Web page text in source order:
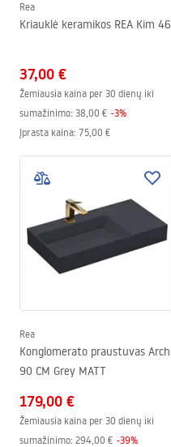
Rea
Kriauklė keramikos REA Kim 46
37,00 €
Žemiausia kaina per 30 dienų iki
sumažinimo: 38,00 € -3%
Įprasta kaina: 75,00 €
Rea
Konglomerato praustuvas Archi
90 CM Grey MATT
179,00 €
Žemiausia kaina per 30 dienų iki
sumažinimo: 294,00 € -39%